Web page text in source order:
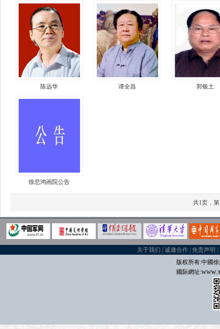
陈远华 谭全昌 郭银土
徐悲鸿画院公告
共1页，
关于我们 |诚邀合作 |免责声明 |
版权所有:中國
國际網址: